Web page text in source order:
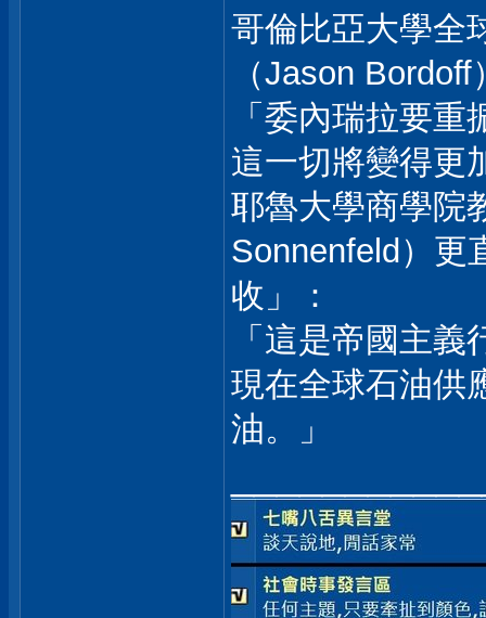
哥倫比亞大學全
（Jason
「委內瑞拉要
這一切將變得更
耶魯大學商學院
Sonnenfeld）更
收」：
「這是帝國主
現在全球石油供
油。」